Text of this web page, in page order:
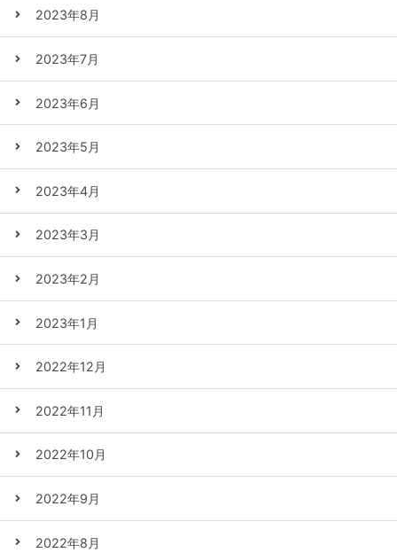
2023年8月
2023年7月
2023年6月
2023年5月
2023年4月
2023年3月
2023年2月
2023年1月
2022年12月
2022年11月
2022年10月
2022年9月
2022年8月